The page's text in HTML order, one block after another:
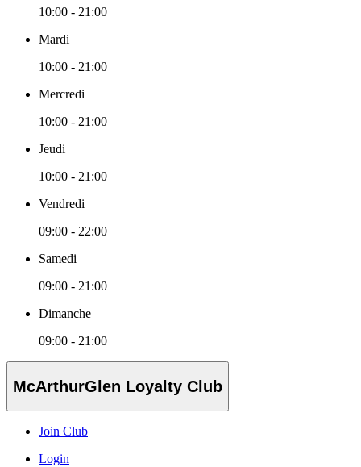
10:00 - 21:00
Mardi
10:00 - 21:00
Mercredi
10:00 - 21:00
Jeudi
10:00 - 21:00
Vendredi
09:00 - 22:00
Samedi
09:00 - 21:00
Dimanche
09:00 - 21:00
McArthurGlen Loyalty Club
Join Club
Login